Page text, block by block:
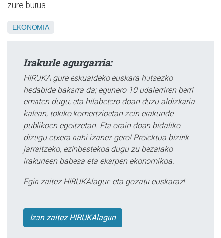
zure burua.
EKONOMIA
Irakurle agurgarria:
HIRUKA gure eskualdeko euskara hutsezko
hedabide bakarra da; egunero 10 udalerriren berri
ematen dugu, eta hilabetero doan duzu aldizkaria
kalean, tokiko komertzioetan zein erakunde
publikoen egoitzetan. Eta orain doan bidaliko
dizugu etxera nahi izanez gero! Proiektua bizirik
jarraitzeko, ezinbestekoa dugu zu bezalako
irakurleen babesa eta ekarpen ekonomikoa.
Egin zaitez HIRUKAlagun eta gozatu euskaraz!
Izan zaitez HIRUKAlagun